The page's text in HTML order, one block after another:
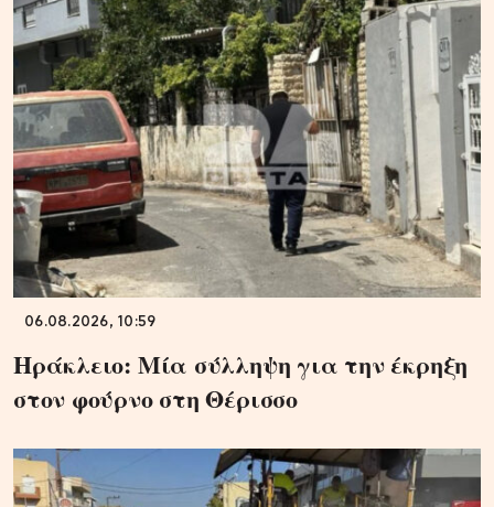
06.08.2026, 10:59
Ηράκλειο: Μία σύλληψη για την έκρηξη
στον φούρνο στη Θέρισσο